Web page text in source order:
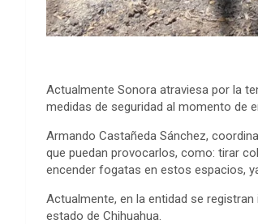
Actualmente Sonora atraviesa por la
medidas de seguridad al momento de
Armando Castañeda Sánchez,
que puedan provocarlos, como: tirar
encender fogatas en estos espacios,
Actualmente, en la entidad se
estado de Chihuahua.